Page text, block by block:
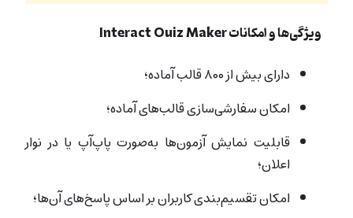
ویژگی‌ها و امکانات Interact Quiz Maker
دارای بیش از ۸۰۰ قالب آماده؛
امکان سفارشی‌سازی قالب‌های آماده؛
قابلیت نمایش آزمون‌ها به‌صورت پاپ‌آپ یا در نوار
اعلان؛
امکان تقسیم‌بندی کاربران بر اساس پاسخ‌های آن‌ها؛